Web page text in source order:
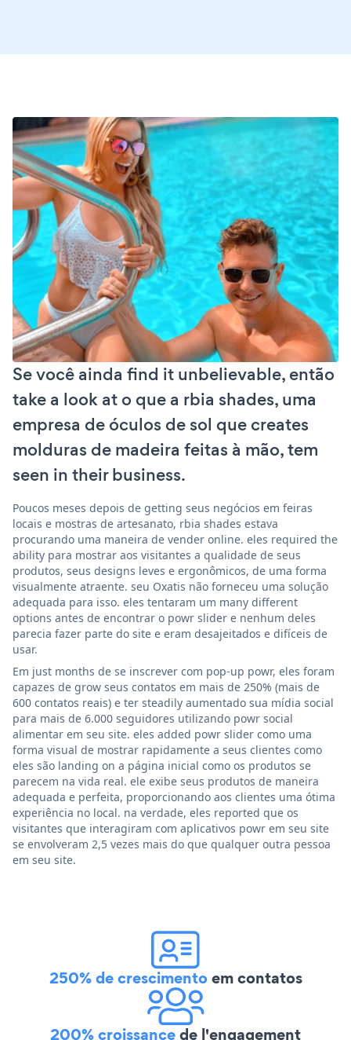
Se você ainda find it unbelievable, então
take a look at o que a rbia shades, uma
empresa de óculos de sol que creates
molduras de madeira feitas à mão, tem
seen in their business.
Poucos meses depois de getting seus negócios em feiras
locais e mostras de artesanato, rbia shades estava
procurando uma maneira de vender online. eles required the
ability para mostrar aos visitantes a qualidade de seus
produtos, seus designs leves e ergonômicos, de uma forma
visualmente atraente. seu Oxatis não forneceu uma solução
adequada para isso. eles tentaram um many different
options antes de encontrar o powr slider e nenhum deles
parecia fazer parte do site e eram desajeitados e difíceis de
usar.
Em just months de se inscrever com pop-up powr, eles foram
capazes de grow seus contatos em mais de 250% (mais de
600 contatos reais) e ter steadily aumentado sua mídia social
para mais de 6.000 seguidores utilizando powr social
alimentar em seu site. eles added powr slider como uma
forma visual de mostrar rapidamente a seus clientes como
eles são landing on a página inicial como os produtos se
parecem na vida real. ele exibe seus produtos de maneira
adequada e perfeita, proporcionando aos clientes uma ótima
experiência no local. na verdade, eles reported que os
visitantes que interagiram com aplicativos powr em seu site
se envolveram 2,5 vezes mais do que qualquer outra pessoa
em seu site.
250% de crescimentoem contatos
200% croissancede l'engagement